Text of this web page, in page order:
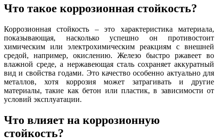
Что такое коррозионная стойкость?
Коррозионная стойкость – это характеристика материала,
показывающая, насколько успешно он противостоит
химическим или электрохимическим реакциям с внешней
средой, например, окислению. Железо быстро ржавеет во
влажной среде, а нержавеющая сталь сохраняет аккуратный
вид и свойства годами. Это качество особенно актуально для
металлов, хотя коррозия может затрагивать и другие
материалы, такие как бетон или пластик, в зависимости от
условий эксплуатации.
Что влияет на коррозионную
стойкость?